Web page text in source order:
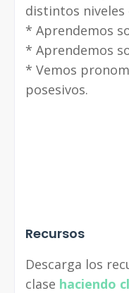
distintos niveles
* Aprendemos
* Aprendemos
* Vemos
posesivos.
Recursos
Descarga los
clase haciendo